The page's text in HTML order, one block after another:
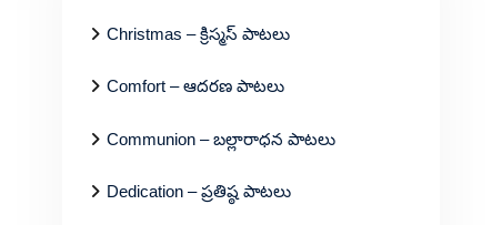
Christmas – క్రిస్మస్ పాటలు
Comfort – ఆదరణ పాటలు
Communion – బల్లారాధన పాటలు
Dedication – ప్రతిష్ఠ పాటలు